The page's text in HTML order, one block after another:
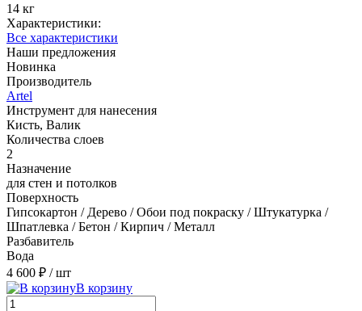
14 кг
Характеристики:
Все характеристики
Наши предложения
Новинка
Производитель
Artel
Инструмент для нанесения
Кисть, Валик
Количества слоев
2
Назначение
для стен и потолков
Поверхность
Гипсокартон / Дерево / Обои под покраску / Штукатурка /
Шпатлевка / Бетон / Кирпич / Металл
Разбавитель
Вода
4 600 ₽ / шт
В корзину